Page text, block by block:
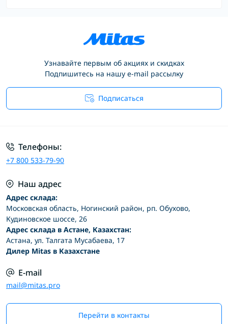
Узнавайте первым об акциях и скидках
Подпишитесь на нашу e-mail рассылку
Подписаться
Телефоны:
+7 800 533-79-90
Наш адрес
Адрес склада:
Московская область, Ногинский район, рп. Обухово,
Кудиновское шоссе, 26
Адрес склада в Астане, Казахстан:
Астана, ул. Талгата Мусабаева, 17
Дилер Mitas в Казахстане
E-mail
mail@mitas.pro
Перейти в контакты